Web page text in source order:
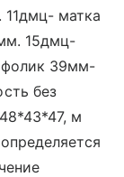
11дмц- матка
15дмц-
39мм-
без
м